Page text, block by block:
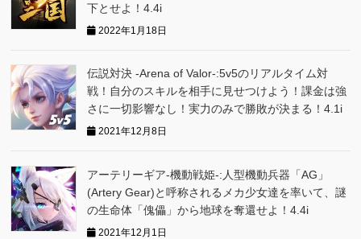
下とせよ！4.4i
2022年1月18日
伝説対決 -Arena of Valor-:5v5のリアルタイム対
戦！自分のスキルを相手に見せつけよう！課金は強
さに一切影響なし！実力のみで勝敗が決まる！4.1i
2021年12月8日
アーテリーギア-機動戦姫-:人型機動兵器「AG」
(Artery Gear)と呼称されるメカ少女達を率いて、謎
の生命体「傀儡」から地球を奪還せよ！4.4i
2021年12月1日